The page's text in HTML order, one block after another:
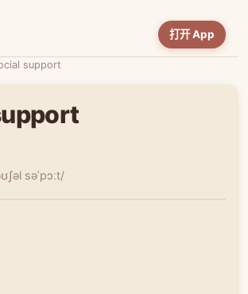
打开 App
support
səˈpɔːt/